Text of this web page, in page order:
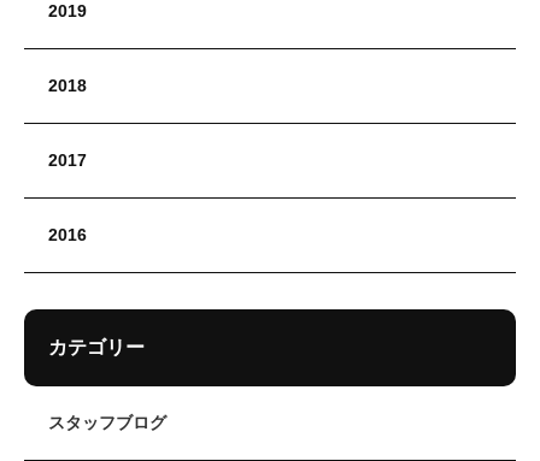
2019
2018
2017
2016
カテゴリー
スタッフブログ